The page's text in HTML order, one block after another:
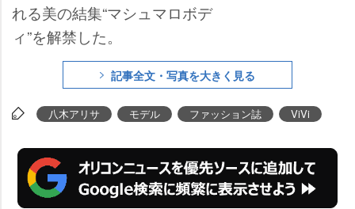
れる美の結集“マシュマロボデ
ィ”を解禁した。
記事全文・写真を大きく見る
八木アリサ モデル ファッション誌 ViVi